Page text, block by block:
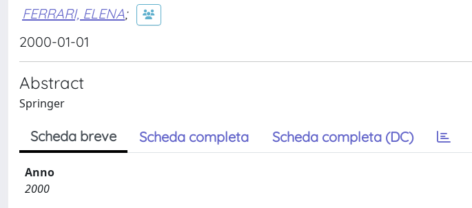
FERRARI, ELENA;
2000-01-01
Abstract
Springer
Scheda breve Scheda completa Scheda completa (DC)
Anno
2000